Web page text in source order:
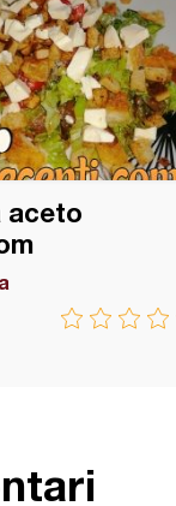
aceto